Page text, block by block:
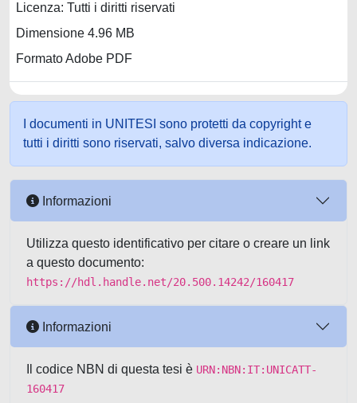
Licenza: Tutti i diritti riservati
Dimensione 4.96 MB
Formato Adobe PDF
I documenti in UNITESI sono protetti da copyright e
tutti i diritti sono riservati, salvo diversa indicazione.
Informazioni
Utilizza questo identificativo per citare o creare un link
a questo documento:
https://hdl.handle.net/20.500.14242/160417
Informazioni
Il codice NBN di questa tesi è URN:NBN:IT:UNICATT-
160417